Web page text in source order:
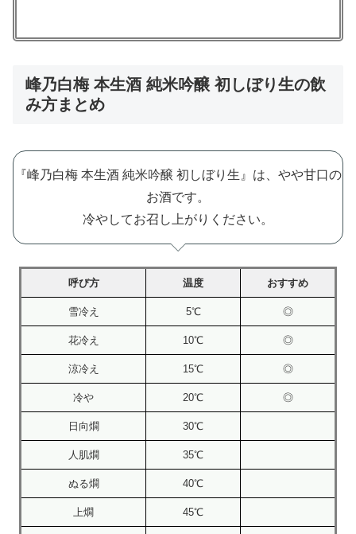
峰乃白梅 本生酒 純米吟醸 初しぼり生の飲
み方まとめ
『峰乃白梅 本生酒 純米吟醸 初しぼり生』は、やや甘口の
お酒です。
冷やしてお召し上がりください。
呼び方 温度 おすすめ
雪冷え 5℃ ◎
花冷え 10℃ ◎
涼冷え 15℃ ◎
冷や 20℃ ◎
日向燗 30℃
人肌燗 35℃
ぬる燗 40℃
上燗 45℃